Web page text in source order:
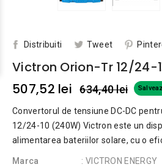
Distribuiti Tweet
Victron Orion-Tr 12/24-
507,52 lei
634,40 lei
Convertorul de tensiune DC-DC
12/24-10 (240W) Victron este un
alimentarea bateriilor solare, cu o
Marca
: VICTRON ENERGY